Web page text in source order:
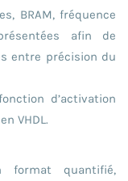
BRAM, fréquence
afin de
entre précision du
d’activation
VHDL.
format quantifié,